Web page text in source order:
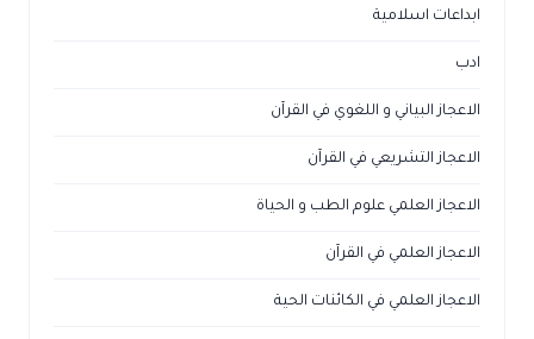
ابداعات اسلامية
ادب
الاعجاز البياني و اللغوي في القرآن
الاعجاز التشريعي في القرآن
الاعجاز العلمي علوم الطب و الحياة
الاعجاز العلمي في القرآن
الاعجاز العلمي في الكائنات الحية